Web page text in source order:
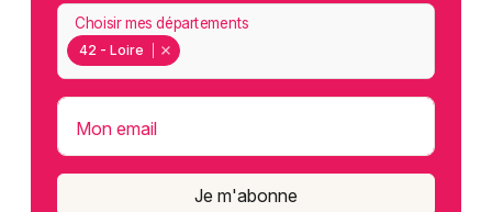
42 - Loire
Choisir mes départements
Mon email
Je m'abonne